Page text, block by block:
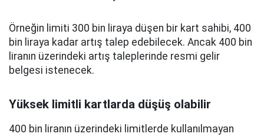
Örneğin limiti 300 bin liraya düşen bir kart sahibi, 400
bin liraya kadar artış talep edebilecek. Ancak 400 bin
liranın üzerindeki artış taleplerinde resmi gelir
belgesi istenecek.
Yüksek limitli kartlarda düşüş olabilir
400 bin liranın üzerindeki limitlerde kullanılmayan